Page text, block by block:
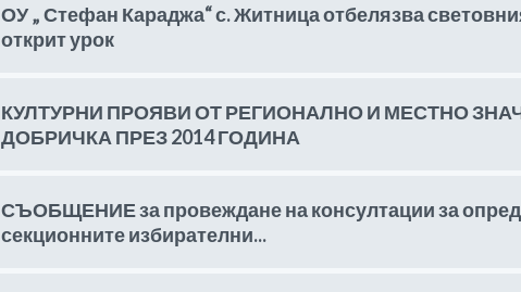
ОУ „ Стефан Караджа“ с. Житница отбелязва
открит урок
КУЛТУРНИ ПРОЯВИ ОТ РЕГИОНАЛНО И МЕСТНО
ДОБРИЧКА ПРЕЗ 2014 ГОДИНА
СЪОБЩЕНИЕ за провеждане на консултации за
секционните избирателни...